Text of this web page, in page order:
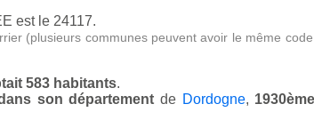
est le 24117.
(plusieurs communes peuvent avoir le même
583 habitants.
son département de Dordogne,